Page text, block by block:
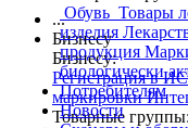
Обувь Товары
изделия
продукция
биологически
Потребителям
Новости
...
Бизнесу
Бизнесу:
Регистрация в
маркировки
Товарные группы: